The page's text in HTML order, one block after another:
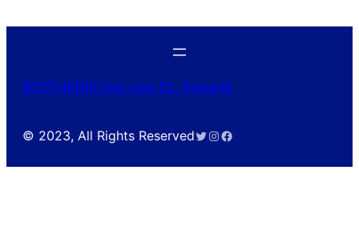
BIOTHERIK-Kur von Dr. Kovarik
© 2023, All Rights ReservedTwitter
Instagram
Facebook